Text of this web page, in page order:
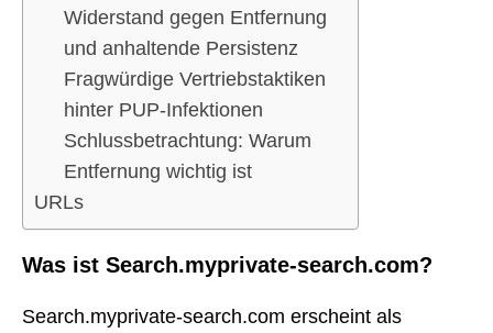
Widerstand gegen Entfernung
und anhaltende Persistenz
Fragwürdige Vertriebstaktiken
hinter PUP-Infektionen
Schlussbetrachtung: Warum
Entfernung wichtig ist
URLs
Was ist Search.myprivate-search.com?
Search.myprivate-search.com erscheint als